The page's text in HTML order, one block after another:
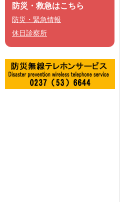
防災・救急はこちら
防災・緊急情報
休日診察所